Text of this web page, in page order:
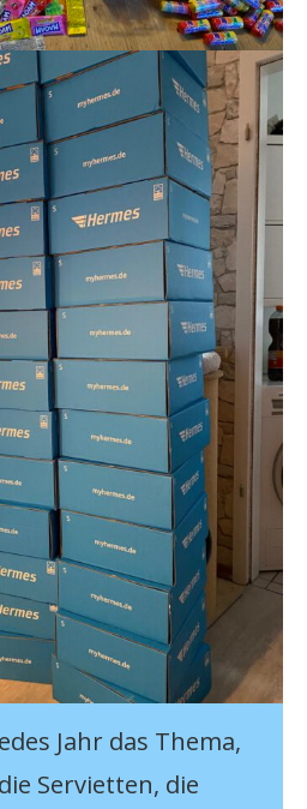
Jahr das Thema,
Servietten, die